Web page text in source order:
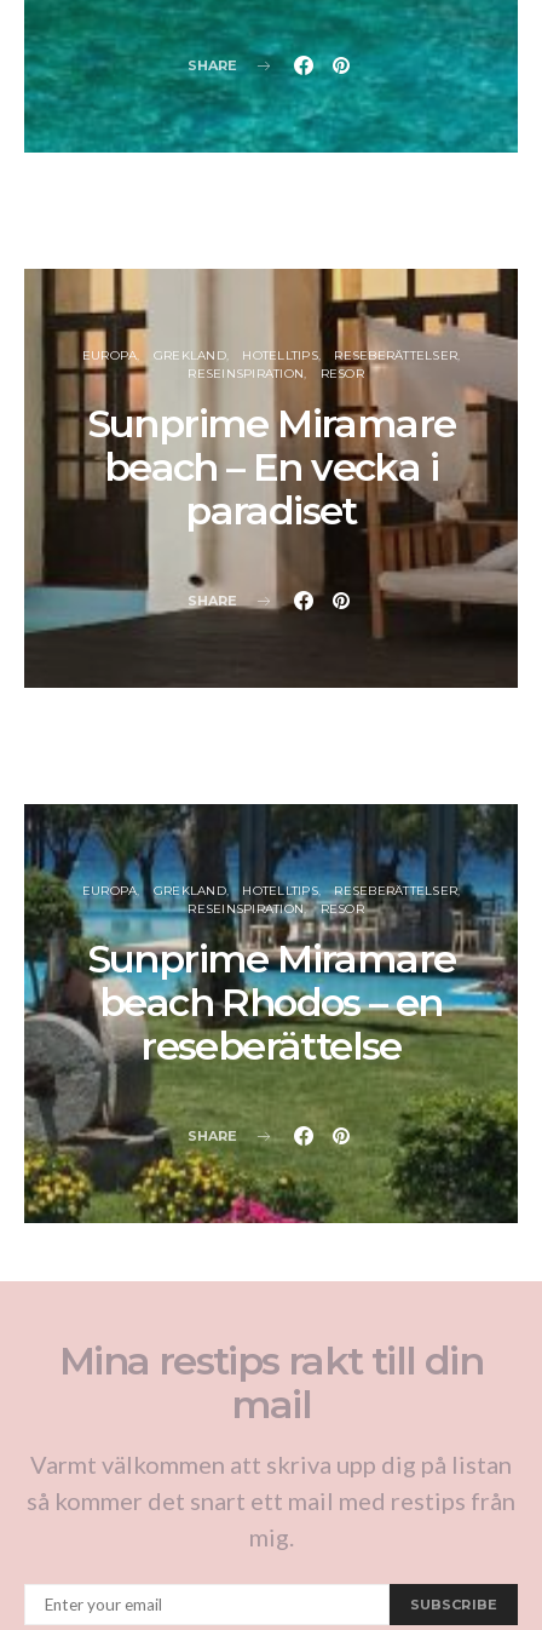
SHARE
EUROPA GREKLAND HOTELLTIPS
RESEBERÄTTELSER
RESEINSPIRATION
RESOR
Sunprime Miramare
beach – En vecka i
paradiset
SHARE
EUROPA GREKLAND HOTELLTIPS
RESEBERÄTTELSER
RESEINSPIRATION
RESOR
Sunprime Miramare
beach Rhodos – en
reseberättelse
SHARE
Mina restips rakt till din
mail
Varmt välkommen att skriva upp dig på listan
så kommer det snart ett mail med restips från
mig.
SUBSCRIBE